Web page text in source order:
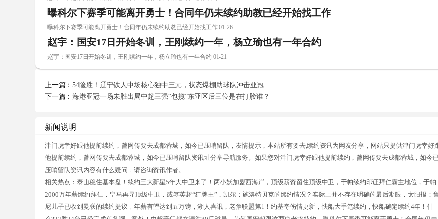
曝科尔下赛季可能离开勇士！合同年仍未续约助教已经开始找工作
曝科尔下赛季可能离开勇士！合同年仍未续约助教已经开始找工作 01-26
赵宇：国安17日开始冬训，王刚续约一年，杨立瑜也有一年合约
赵宇：国安17日开始冬训，王刚续约一年，杨立瑜也有一年合约 01-21
上一篇： 54险胜！辽宁铁人中场核心独中三元，状态爆棚助球队冲击亚冠
下一篇： 海港亚冠一场未胜出局中超三强“包揽”东亚区后三位是在打脸谁？
新闻说明
津门虎幸好跟他提前续约，曾网传要去成都蓉城，如今已压哨留队，友情提示，本站所有要去,续约资讯为网友分享，网站只提供津门虎幸好
他提前续约，曾网传要去成都蓉城，如今已压哨留队资讯址分享导航服务。如果您对津门虎幸好跟他提前续约，曾网传要去成都蓉城，如今
压哨留队资讯内容有什么疑问，请咨询资讯作者。
相关热点：泰山稳住基本盘！续约三大新星5年大中卫来了！两小妖加盟西海岸，顶级薪资留住顶级中卫，于帕续约印证拜仁霸主地位，于帕
2000万年薪续约拜仁，皇马再寻顶级中卫，或签英超“红牌王”，凯尔：施洛特贝克的续约情况？实际上并不存在明确的最后期限，太阳报：
尼儿子已收到曼联的续约提议，年薪有望达到五万镑，湖人喜讯，老詹联盟第1！约基奇伤情更新，快船大手笔续约，快船确定续约4年！什